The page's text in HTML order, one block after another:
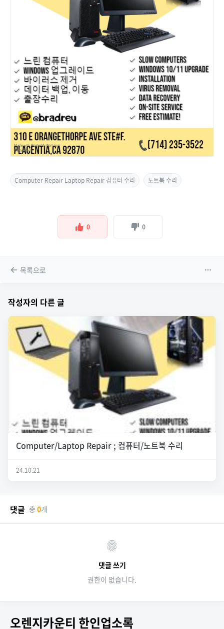
Computer Repair Laptop Repair 컴퓨터 수리 노트북 수리
0 0
목록으로
작성자의 다른 글
Computer/Laptop Repair ; 컴퓨터/노트북 수리
24.10.21
댓글 총 0개
댓글 쓰기
권한이 없습니다.
오렌지카운티 한인업소록